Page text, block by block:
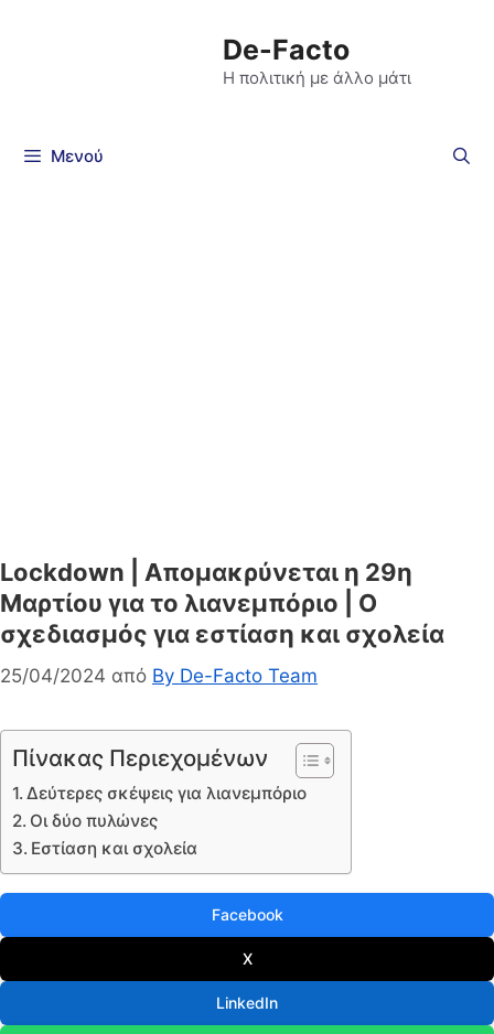
De-Facto
Η πολιτική με άλλο μάτι
Μενού
Lockdown | Απομακρύνεται η 29η
Μαρτίου για το λιανεμπόριο | Ο
σχεδιασμός για εστίαση και σχολεία
25/04/2024 από By De-Facto Team
Πίνακας Περιεχομένων
Δεύτερες σκέψεις για λιανεμπόριο
Οι δύο πυλώνες
Εστίαση και σχολεία
Facebook
X
LinkedIn